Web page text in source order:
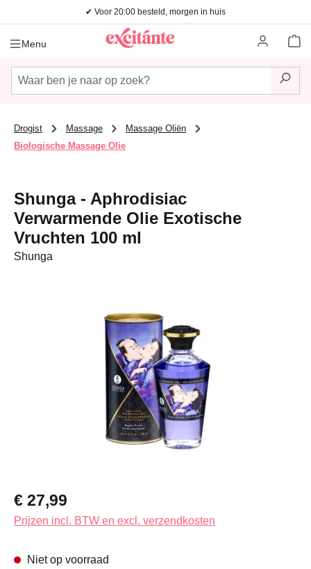
Ga naar de hoofdinhoud✔ Voor 20:00 besteld, morgen in huis
Menu
Drogist Massage
Massage Oliën
Biologische Massage Olie
Shunga - Aphrodisiac
Verwarmende Olie Exotische
Vruchten 100 ml
Shunga
Normale prijs:
€ 27,99
Prijzen incl. BTW en excl. verzendkosten
Niet op voorraad